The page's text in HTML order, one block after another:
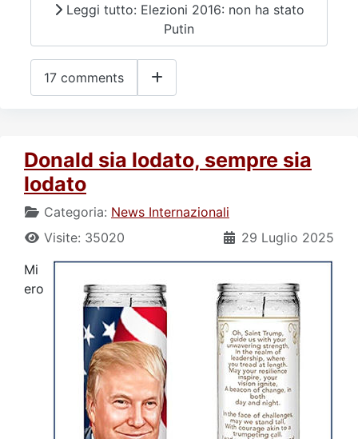
Leggi tutto: Elezioni 2016: non ha stato
Putin
17 comments
Donald sia lodato, sempre sia
lodato
Categoria: News Internazionali
29 Luglio 2025
Visite: 35020
Mi
ero